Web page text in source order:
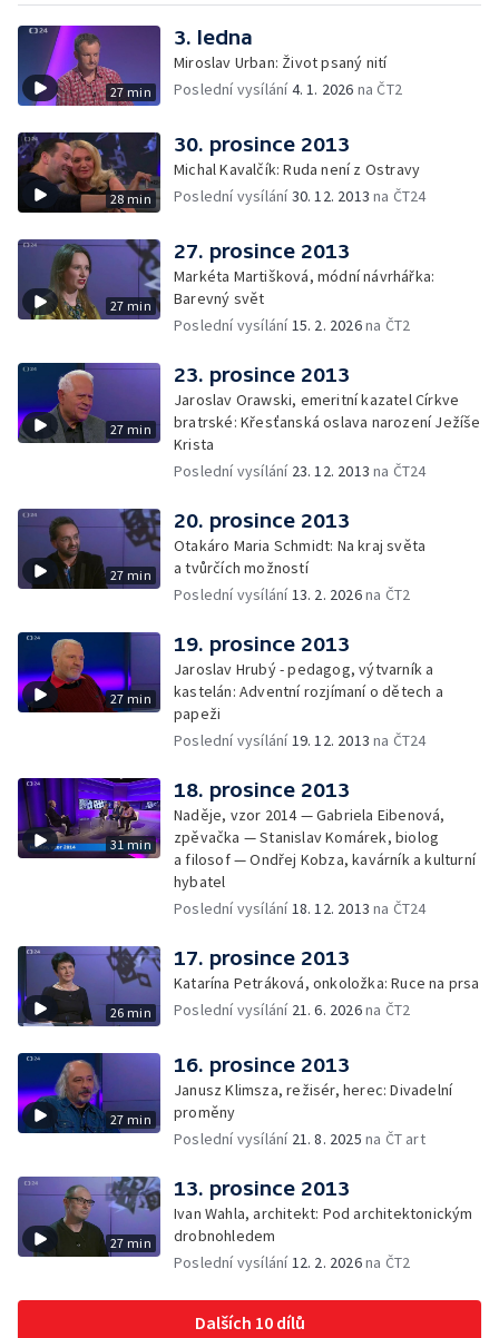
27 min
3. ledna
Miroslav Urban: Život psaný nití
Poslední vysílání4. 1. 2026 na ČT2
28 min
30. prosince 2013
Michal Kavalčík: Ruda není z Ostravy
Poslední vysílání30. 12. 2013 na ČT24
27 min
27. prosince 2013
Markéta Martišková, módní návrhářka:
Barevný svět
Poslední vysílání15. 2. 2026na ČT2
27 min
23. prosince 2013
Jaroslav Orawski, emeritní kazatel Církve
bratrské: Křesťanská oslava narození Ježíše
Krista
Poslední vysílání 23. 12. 2013 na ČT24
27 min
20. prosince 2013
Otakáro Maria Schmidt: Na kraj světa
a tvůrčích možností
Poslední vysílání13. 2. 2026na ČT2
27 min
19. prosince 2013
Jaroslav Hrubý - pedagog, výtvarník a
kastelán: Adventní rozjímaní o dětech a
papeži
Poslední vysílání19. 12. 2013 na ČT24
31 min
18. prosince 2013
Naděje, vzor 2014 — Gabriela Eibenová,
zpěvačka — Stanislav Komárek, biolog
a filosof — Ondřej Kobza, kavárník a kulturní
hybatel
Poslední vysílání18. 12. 2013 na ČT24
26 min
17. prosince 2013
Katarína Petráková, onkoložka: Ruce na prsa
Poslední vysílání 21. 6. 2026na ČT2
27 min
16. prosince 2013
Janusz Klimsza, režisér, herec: Divadelní
proměny
Poslední vysílání 21. 8. 2025 na ČT art
27 min
13. prosince 2013
Ivan Wahla, architekt: Pod architektonickým
drobnohledem
Poslední vysílání12. 2. 2026na ČT2
Dalších 10 dílů